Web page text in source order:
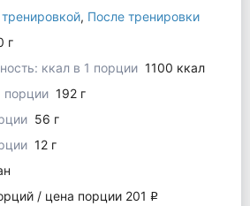
, После тренировки
г
ккал в 1 порции 1100 ккал
порции 192 г
56 г
12 г
/ цена порции 201 q